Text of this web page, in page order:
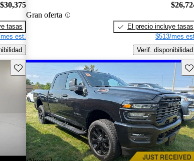
$30,375
tasas
est.
Gran oferta
El precio incluye tasas
$513/mes
Verif. disponibilidad
Guarda este Aviso